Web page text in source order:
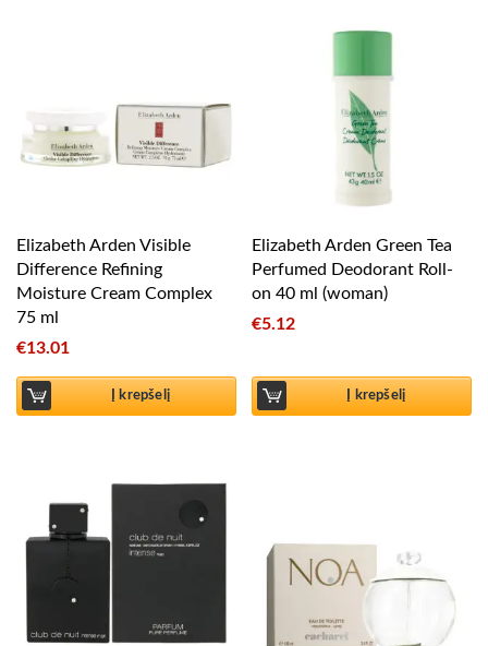
Elizabeth Arden Visible
Difference Refining
Moisture Cream Complex
75 ml
€13.01
Į krepšelį
Elizabeth Arden Green Tea
Perfumed Deodorant Roll-
on 40 ml (woman)
€5.12
Į krepšelį